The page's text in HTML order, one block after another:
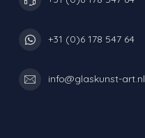
+31 (0)6 178 547 64
info@glaskunst-art.nl